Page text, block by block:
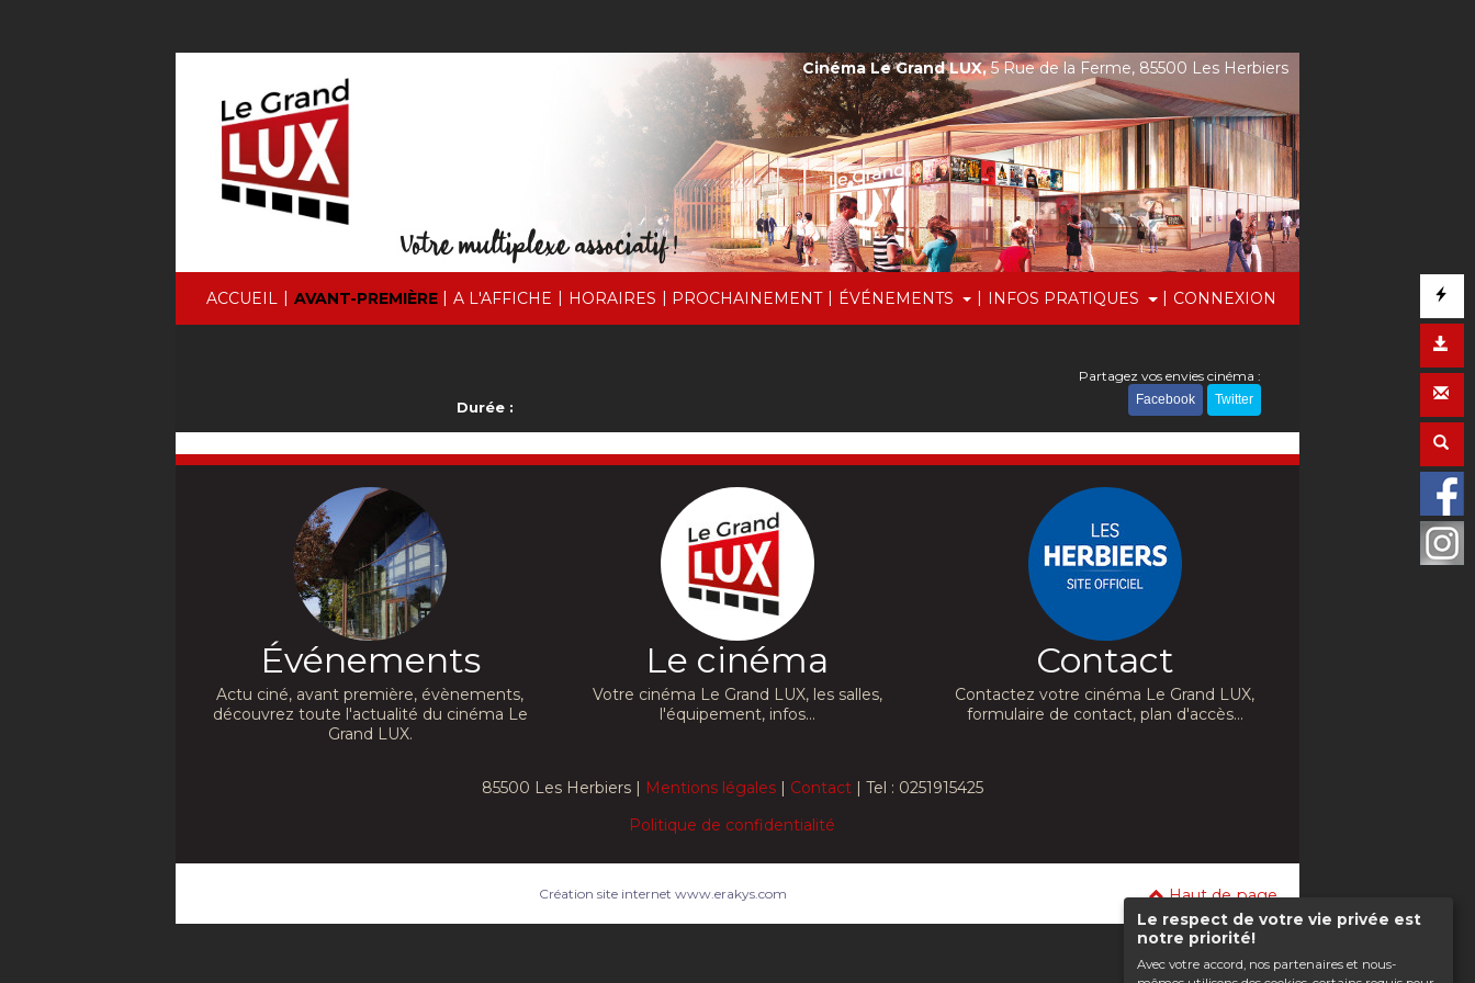
Le respect de votre vie privée est
notre priorité!
Avec votre accord, nos partenaires et nous-
ACCUEIL | AVANT-PREMIÈRE | A L'AFFICHE | HORAIRES | PROCHAINEMENT | ÉVÉNEMENTS | INFOS PRATIQUES | CONNEXION
Cinéma Le Grand LUX,5 Rue de la Ferme, 85500 Les Herbiers
Durée :
Partagez vos envies cinéma :
Facebook Twitter
Événements
Actu ciné, avant première, évènements,
découvrez toute l'actualité du cinéma Le
Grand LUX.
Le cinéma
Votre cinéma Le Grand LUX, les salles,
l'équipement, infos...
Contact
Contactez votre cinéma Le Grand LUX,
formulaire de contact, plan d'accès...
85500 Les Herbiers | Mentions légales| Contact| Tel : 0251915425
Politique de confidentialité
Haut de page
Création site internet www.erakys.com